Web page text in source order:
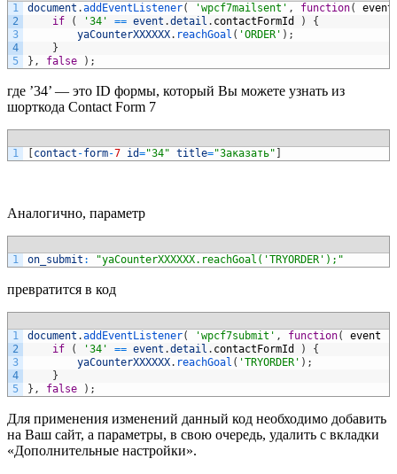
1
2
3
4
5
document .addEventListener( 'wpcf7mailsent' , function(
event
if
( '34' == event .detail . contactFormId )
{
yaCounterXXXXXX. reachGoal ( 'ORDER' ) ;
}
} , false ) ;
где ’34’ — это ID формы, который Вы можете узнать из
шорткода Contact Form 7
1 [contact -form-7 id="34" title="Заказать" ]
Аналогично, параметр
1 on_submit : "yaCounterXXXXXX.reachGoal('TRYORDER');"
превратится в код
1
2
3
4
5
document .addEventListener( 'wpcf7submit' , function( event
if
( '34' == event .detail . contactFormId )
{
yaCounterXXXXXX. reachGoal ( 'TRYORDER' ) ;
}
} , false ) ;
Для применения изменений данный код необходимо добавить
на Ваш сайт, а параметры, в свою очередь, удалить с вкладки
«Дополнительные настройки».